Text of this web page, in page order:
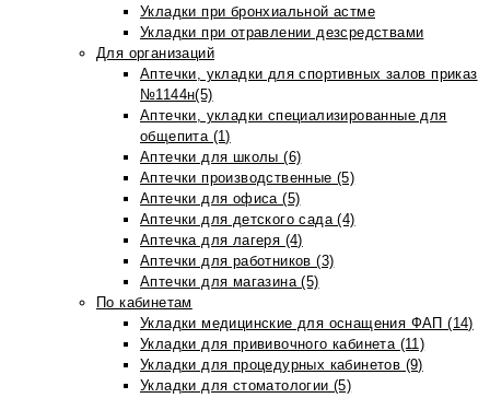
Укладки при бронхиальной астме
Укладки при отравлении дезсредствами
Для организаций
Аптечки, укладки для спортивных залов приказ
№1144н(5)
Аптечки, укладки специализированные для
общепита (1)
Аптечки для школы (6)
Аптечки производственные (5)
Аптечки для офиса (5)
Аптечки для детского сада (4)
Аптечка для лагеря (4)
Аптечки для работников (3)
Аптечки для магазина (5)
По кабинетам
Укладки медицинские для оснащения ФАП (14)
Укладки для прививочного кабинета (11)
Укладки для процедурных кабинетов (9)
Укладки для стоматологии (5)